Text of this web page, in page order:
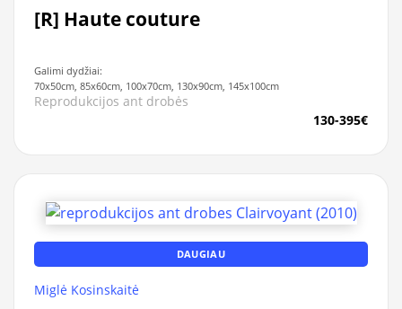
[R] Haute couture
Galimi dydžiai:
70x50cm, 85x60cm, 100x70cm, 130x90cm, 145x100cm
Reprodukcijos ant drobės
130-395€
DAUGIAU
Miglė Kosinskaitė